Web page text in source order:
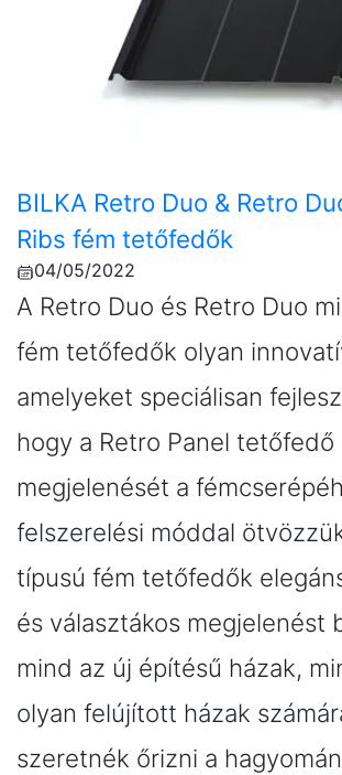
BILKA Retro Duo & Retro
Ribs fém tetőfedők
04/05/2022
A Retro Duo és Retro Duo
fém tetőfedők olyan
amelyeket speciálisan
hogy a Retro Panel
megjelenését a
felszerelési móddal
típusú fém tetőfedők
és választákos megjelenést
mind az új építésű házak,
olyan felújított házak
szeretnék őrizni a